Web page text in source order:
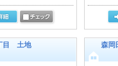
目 土地 森